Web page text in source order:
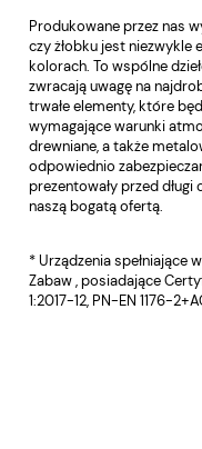
Produkowane przez nas
czy żłobku jest niezwykle
kolorach. To wspólne
zwracają uwagę na
trwałe elementy, które
wymagające warunki
drewniane, a także
odpowiednio
prezentowały przed
naszą bogatą ofertą.
* Urządzenia spełniające
Zabaw , posiadające
1:2017-12, PN-EN 1176-